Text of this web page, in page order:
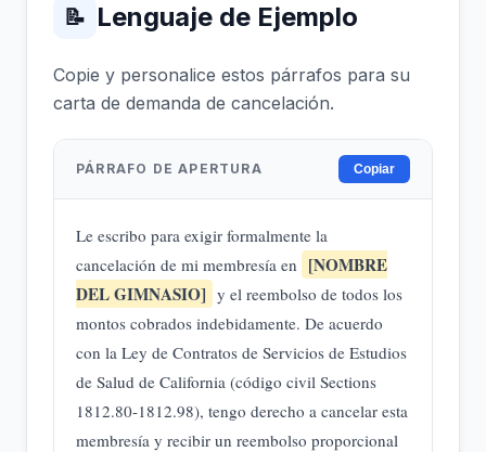
📝 Lenguaje de Ejemplo
Copie y personalice estos párrafos para su
carta de demanda de cancelación.
PÁRRAFO DE APERTURA Copiar
Le escribo para exigir formalmente la
cancelación de mi membresía en [NOMBRE
DEL GIMNASIO] y el reembolso de todos los
montos cobrados indebidamente. De acuerdo
con la Ley de Contratos de Servicios de Estudios
de Salud de California (código civil Sections
1812.80-1812.98), tengo derecho a cancelar esta
membresía y recibir un reembolso proporcional